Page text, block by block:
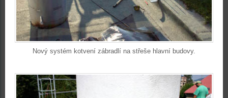
Nový systém kotvení zábradlí na střeše hlavní budovy.